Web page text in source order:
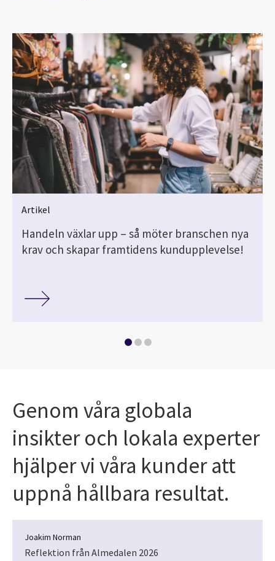
Artikel
Handeln växlar upp – så möter branschen nya
krav och skapar framtidens kundupplevelse!
Genom våra globala
insikter och lokala experter
hjälper vi våra kunder att
uppnå hållbara resultat.
Joakim Norman
Reflektion från Almedalen 2026